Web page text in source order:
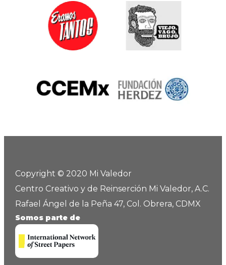
Copyright © 2020 Mi Valedor
Centro Creativo y de Reinserción Mi Valedor, A.C.
Rafael Ángel de la Peña 47, Col. Obrera, CDMX
Somos parte de